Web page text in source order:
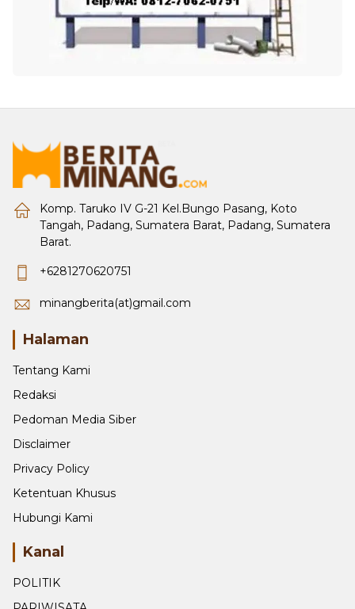
Komp. Taruko IV G-21 Kel.Bungo Pasang, Koto
Tangah, Padang, Sumatera Barat, Padang, Sumatera
Barat.
+6281270620751
minangberita(at)gmail.com
Halaman
Tentang Kami
Redaksi
Pedoman Media Siber
Disclaimer
Privacy Policy
Ketentuan Khusus
Hubungi Kami
Kanal
POLITIK